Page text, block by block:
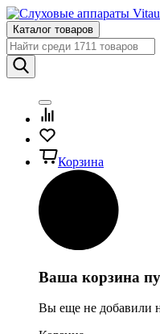
Каталог товаров
Корзина
Ваша корзина
Вы еще не добавили